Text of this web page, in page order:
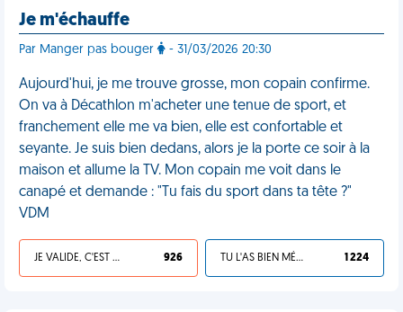
Je m'échauffe
Par Manger pas bouger - 31/03/2026 20:30
Aujourd'hui, je me trouve grosse, mon copain confirme.
On va à Décathlon m'acheter une tenue de sport, et
franchement elle me va bien, elle est confortable et
seyante. Je suis bien dedans, alors je la porte ce soir à la
maison et allume la TV. Mon copain me voit dans le
canapé et demande : "Tu fais du sport dans ta tête ?"
VDM
JE VALIDE, C'EST UNE VDM 926 TU L'AS BIEN MÉRITÉ 1 224